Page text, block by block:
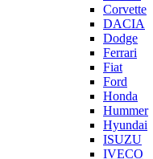
Corvette
DACIA
Dodge
Ferrari
Fiat
Ford
Honda
Hummer
Hyundai
ISUZU
IVECO